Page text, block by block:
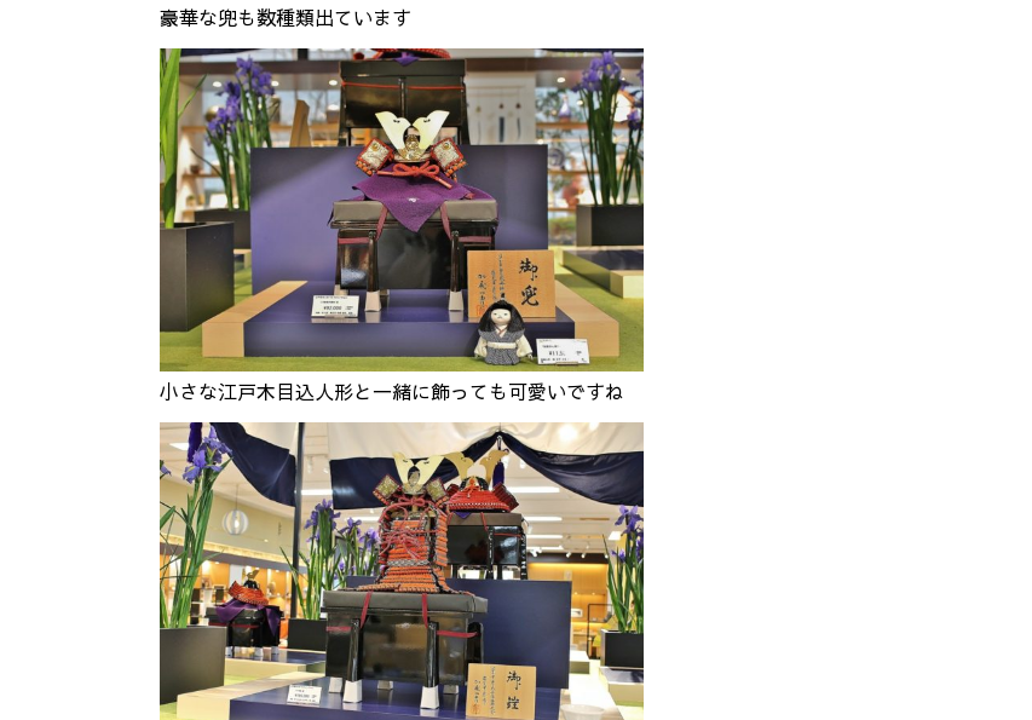
豪華な兜も数種類出ています
小さな江戸木目込人形と一緒に飾っても可愛いですね